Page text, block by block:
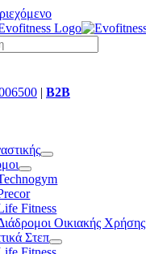
| B2B
Fitness
Οικιακής Χρήσης
Στεπ